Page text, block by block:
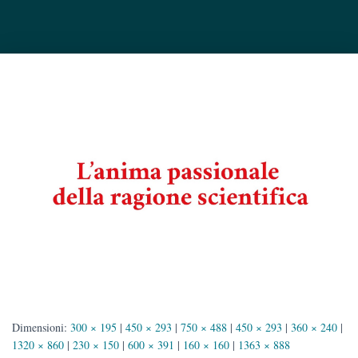
E
Dimensioni: 300 × 195 | 450 × 293 | 750 × 488 | 450 × 293 | 360 × 240 |
1320 × 860 | 230 × 150 | 600 × 391 | 160 × 160 | 1363 × 888